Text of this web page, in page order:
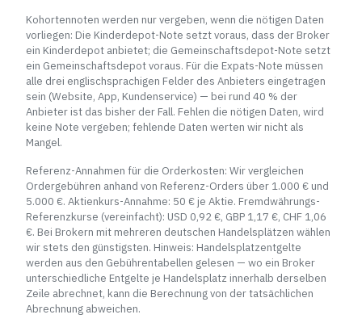
Kohortennoten werden nur vergeben, wenn die nötigen Daten
vorliegen: Die Kinderdepot-Note setzt voraus, dass der Broker
ein Kinderdepot anbietet; die Gemeinschaftsdepot-Note setzt
ein Gemeinschaftsdepot voraus. Für die Expats-Note müssen
alle drei englischsprachigen Felder des Anbieters eingetragen
sein (Website, App, Kundenservice) — bei rund 40 % der
Anbieter ist das bisher der Fall. Fehlen die nötigen Daten, wird
keine Note vergeben; fehlende Daten werten wir nicht als
Mangel.
Referenz-Annahmen für die Orderkosten: Wir vergleichen
Ordergebühren anhand von Referenz-Orders über 1.000 € und
5.000 €. Aktienkurs-Annahme: 50 € je Aktie. Fremdwährungs-
Referenzkurse (vereinfacht): USD 0,92 €, GBP 1,17 €, CHF 1,06
€. Bei Brokern mit mehreren deutschen Handelsplätzen wählen
wir stets den günstigsten. Hinweis: Handelsplatzentgelte
werden aus den Gebührentabellen gelesen — wo ein Broker
unterschiedliche Entgelte je Handelsplatz innerhalb derselben
Zeile abrechnet, kann die Berechnung von der tatsächlichen
Abrechnung abweichen.